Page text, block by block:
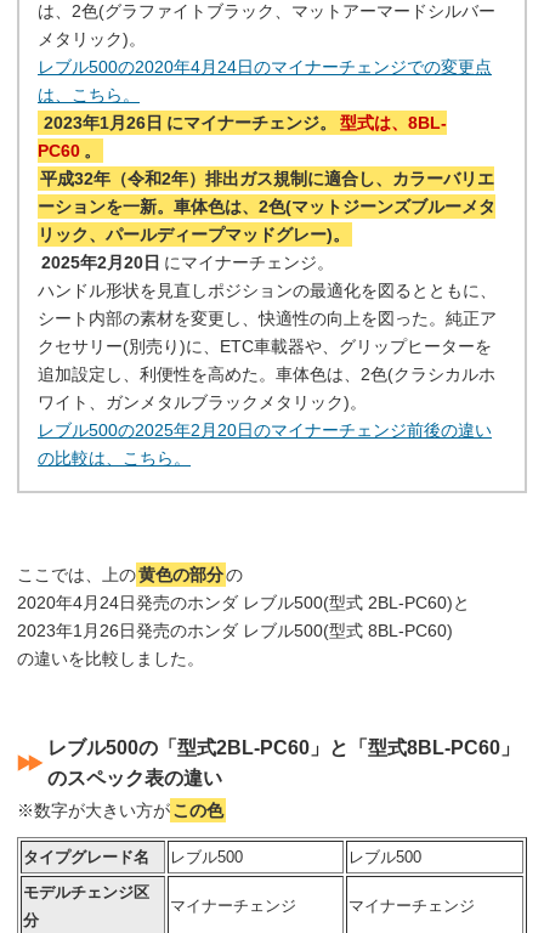
は、2色(グラファイトブラック、マットアーマードシルバー
メタリック)。
レブル500の2020年4月24日のマイナーチェンジでの変更点
は、こちら。
2023年1月26日 にマイナーチェンジ。
型式は、8BL-
PC60 。
平成32年（令和2年）排出ガス規制に適合し、カラーバリエ
ーションを一新。車体色は、2色(マットジーンズブルーメタ
リック、パールディープマッドグレー)。
2025年2月20日 にマイナーチェンジ。
ハンドル形状を見直しポジションの最適化を図るとともに、
シート内部の素材を変更し、快適性の向上を図った。純正ア
クセサリー(別売り)に、ETC車載器や、グリップヒーターを
追加設定し、利便性を高めた。車体色は、2色(クラシカルホ
ワイト、ガンメタルブラックメタリック)。
レブル500の2025年2月20日のマイナーチェンジ前後の違い
の比較は、こちら。
ここでは、上の黄色の部分の
2020年4月24日発売のホンダ レブル500(型式 2BL-PC60)と
2023年1月26日発売のホンダ レブル500(型式 8BL-PC60)
の違いを比較しました。
レブル500の「型式2BL-PC60」と「型式8BL-PC60」
のスペック表の違い
※数字が大きい方がこの色
タイプグレード名 レブル500
レブル500
モデルチェンジ区
分
マイナーチェンジ マイナーチェンジ